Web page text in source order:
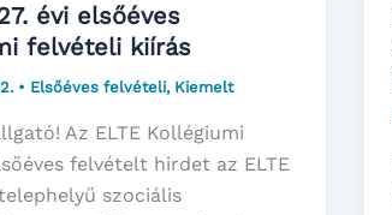
évi elsőéves
felvételi kiírás
• Elsőéves felvételi, Kiemelt
Az ELTE Kollégiumi
felvételt hirdet az ELTE
szociális